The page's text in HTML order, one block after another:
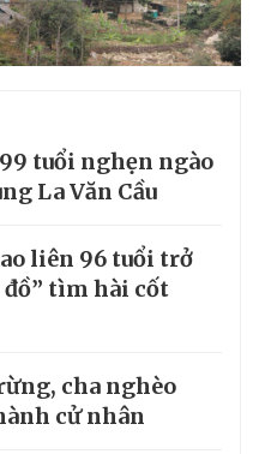
tuổi nghẹn ngào
La Văn Cầu
liên 96 tuổi trở
tìm hài cốt
cha nghèo
cử nhân